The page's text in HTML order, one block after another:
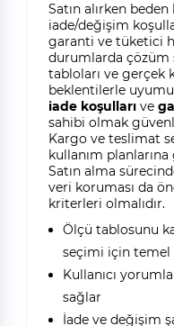
Satın alırken
iade/değişim
garanti ve tüketici
durumlarda çözüm
tabloları ve gerçek
beklentilerle
iade koşullarıve
sahibi olmak
Kargo ve teslimat
kullanım
Satın alma
veri koruması da
kriterleri olmalıdır.
Ölçü tablosunu
seçimi için temel
Kullanıcı
sağlar
İade ve değişim